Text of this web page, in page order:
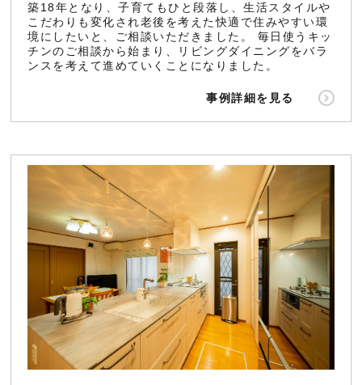
築18年となり、子育てもひと段落し、生活スタイルや
こだわりも変化され老後を考えた快適で住みやすい環
境にしたいと、ご相談いただきました。 毎日使うキッ
チンのご相談から始まり、リビングダイニングをバラ
ンスを考えて進めていくことになりました。
事例詳細を見る